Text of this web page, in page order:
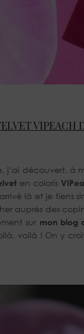
VIPEACH
j’ai découvert, à
en coloris
là et je tiens
auprès des
sur mon blog
voilà ! On y